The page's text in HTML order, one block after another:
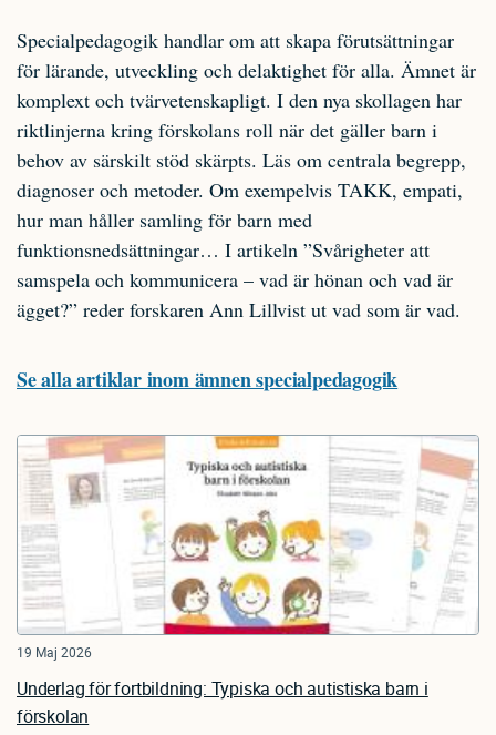
Specialpedagogik handlar om att skapa förutsättningar
för lärande, utveckling och delaktighet för alla. Ämnet är
komplext och tvärvetenskapligt. I den nya skollagen har
riktlinjerna kring förskolans roll när det gäller barn i
behov av särskilt stöd skärpts. Läs om centrala begrepp,
diagnoser och metoder. Om exempelvis TAKK, empati,
hur man håller samling för barn med
funktionsnedsättningar… I artikeln ”Svårigheter att
samspela och kommunicera – vad är hönan och vad är
ägget?” reder forskaren Ann Lillvist ut vad som är vad.
Se alla artiklar inom ämnen specialpedagogik
19 Maj 2026
Underlag för fortbildning: Typiska och autistiska barn i
förskolan